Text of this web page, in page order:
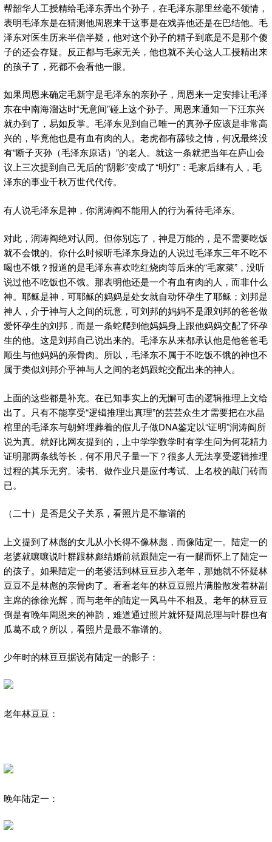
帮韶华人工授精给毛泽东弄出个孙子，在毛泽东那里丝毫不领情，
表明毛泽东是在猜测他周恩来干这事是在戏弄他还是在巴结他。毛
泽东对医生历来半信半疑，他对这个孙子的精子到底是不是那个傻
子的还会存疑。反正都与毛家无关，他也就不关心这人工授精出来
的孩子了，死都不会看他一眼。
如果周恩来确定毛新宇是毛泽东的亲孙子，周恩来一定安排让毛泽
东在中南海溜达时“无意间”碰上这个孙子。周恩来通知一下汪东兴
就办到了，易如反掌。毛泽东见到自己唯一的真孙子应该是非常高
兴的，毕竟他也是有血有肉的人。老虎都有舔犊之情，何况最终没
有“断子灭孙（毛泽东原话）”的老人。就这一条就把当年在庐山会
议上三次提到自己无后的“阴影”变成了“明灯”：毛家后继有人，毛
泽东的事业千秋万世代代传。
有人说毛泽东是神，你润涛阎不能用人的行为看待毛泽东。
对此，润涛阎绝对认同。但你别忘了，神是万能的，是不需要吃饭
就不会饿的。你什么时候听毛泽东身边的人说过毛泽东三年不吃不
喝也不饿？报道的是毛泽东喜欢吃红烧肉等后来的“毛家菜”，没听
说过他不吃饭也不饿。那表明他还是一个有血有肉的人，而非什么
神。耶稣是神，可耶稣的妈妈是处女就自动怀孕生了耶稣；刘邦是
神人，介于神与人之间的玩意，可刘邦的妈妈不是跟刘邦的爸爸做
爱怀孕生的刘邦，而是一条蛇爬到他妈妈身上跟他妈妈交配了怀孕
生的他。这是刘邦自己说出来的。毛泽东从来都承认他是他爸爸毛
顺生与他妈妈的亲骨肉。所以，毛泽东不属于不吃饭不饿的神也不
属于类似刘邦介乎神与人之间的老妈跟蛇交配出来的神人。
上面的这些都是补充。在已知事实上的无懈可击的逻辑推理上文给
出了。只有不能享受“逻辑推理出真理”的芸芸众生才需要把在水晶
棺里的毛泽东与朝鲜埋葬着的假儿子做DNA鉴定以“证明”润涛阎所
说为真。就好比网友提到的，上中学学数学时有学生问为何花精力
证明那两条线等长，何不用尺子量一下？很多人无法享受逻辑推理
过程的其乐无穷。读书、做作业只是应付考试、上名校的敲门砖而
已。
（二十）是否是父子关系，看照片是不靠谱的
上文提到了林彪的女儿从小长得不像林彪，而像陆定一。陆定一的
老婆就嚷嚷说叶群跟林彪结婚前就跟陆定一有一腿而怀上了陆定一
的孩子。如果陆定一的老婆活到林豆豆步入老年，那她就不怀疑林
豆豆不是林彪的亲骨肉了。看看老年的林豆豆照片满脸散发着林副
主席的徐徐光辉，而与老年的陆定一风马牛不相及。老年的林豆豆
倒是有晚年周恩来的神韵，难道通过照片就怀疑周总理与叶群也有
瓜葛不成？所以，看照片是最不靠谱的。
少年时的林豆豆据说有陆定一的影子：
老年林豆豆：
晚年陆定一：